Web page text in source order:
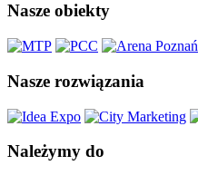
Nasze obiekty
Nasze rozwiązania
Należymy do